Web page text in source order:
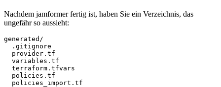
Nachdem jamformer fertig ist, haben Sie ein Verzeichnis, das
ungefähr so aussieht:
generated/
  .gitignore
  provider.tf
  variables.tf
  terraform.tfvars
  policies.tf
  policies_import.tf